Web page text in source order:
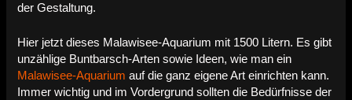
der Gestaltung.
Hier jetzt dieses Malawisee-Aquarium mit 1500 Litern. Es gibt
unzählige Buntbarsch-Arten sowie Ideen, wie man ein
Malawisee-Aquarium auf die ganz eigene Art einrichten kann.
Immer wichtig und im Vordergrund sollten die Bedürfnisse der